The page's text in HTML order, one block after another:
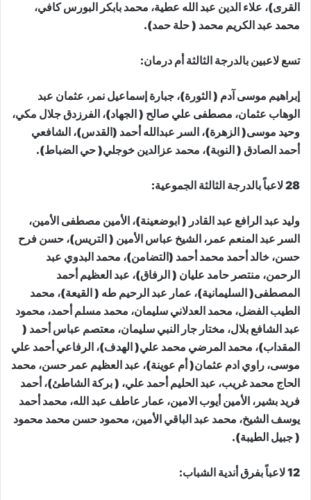
القرى)، علاء الدين عبد الله عطية، محمد بابكر البورس كافي،
محمد عبد الكريم محمد ( حلة حمد).
تسع لاعبين بالدرجة الثالثة أم درمان:
إبراهيم موسى آدم ( الثورة)، جبارة إسماعيل نمر، عثمان عبد
الوهاب عثمان، مصطفى علي صالح ( الجهاد)، الفرزدق جلال مكي،
وحيد موسى( الزهرة)، السر عبدالله أحمد (القدس)، الشافعي
أحمد الصادق ( النوبة)، محمد عزالدين خوجلي( حي الضباط).
28 لاعباً بالدرجة الثالثة الجموعية:
وليد عبد الرافع عبد القادر ( ابوضعينة)، الأمين مصطفى الأمين،
السر عبد المنعم عمر، الشيخ عباس الأمين ( التريس)، حسن فرح
حسن، خالد أحمد محمد أحمد (التضامن)، محمد البدوي عبد
الرحمن، منتصر حامد عليان ( الرفاق)، عبد العظيم أحمد
المصطفى( السليمانية)، عمار عبد الرحيم طه ( القيعة)، محمد
الطيب الفضل، محمد العدلاني سليمان، محمد مسلم أحمد، محمود
عبد الشافع بلال، مختار جار النبي سليمان، معتصم عباس أحمد (
المقداب)، محمد المرضي محمد علي( الهدف)، الرفاعي أحمد علي
موسى، راوي ادم عثمان( أم عوينة)، عبد العظيم عمر حسن، محمد
الحاج محمد غريب، عبد الحليم أحمد علي، ( بركة الشاطئ)، أحمد
فريد بشير، الأمين أيوب الامين، عمار عاطف عبد الله، محمد أحمد
يوسف الشيخ، محمد عبد الباقي الأمين، محمود حسن محمد محمود
( جبيل الطيبة).
12 لاعباً بفرق أندية الشباب: